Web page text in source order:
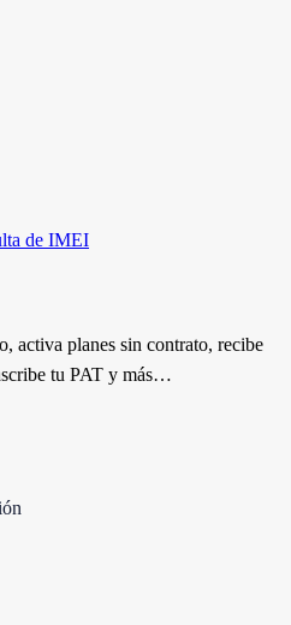
de IMEI
activa planes sin contrato, recibe
tu PAT y más…